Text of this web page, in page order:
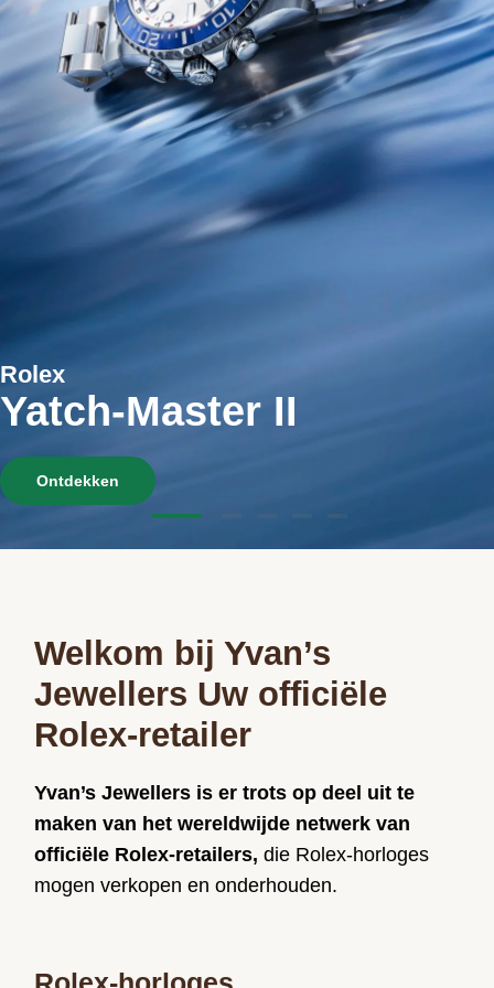
Jewellers
Rolex
Yatch-Master II
Ontdekken
Welkom bij Yvan’s
Jewellers Uw officiële
Rolex-retailer
Yvan’s Jewellers is er trots op deel uit te
maken van het wereldwijde netwerk van
officiële Rolex-retailers, die Rolex-horloges
mogen verkopen en onderhouden.